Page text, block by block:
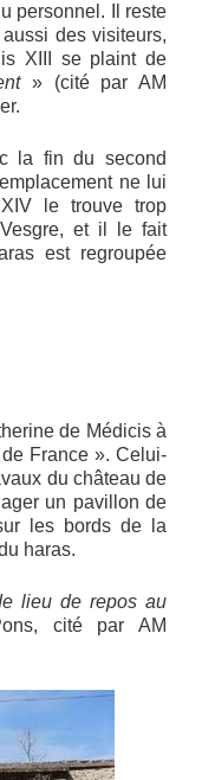
personnel. Il reste
des visiteurs,
XIII se plaint de
» (cité par AM
la fin du second
ne lui
le trouve trop
et il le fait
est regroupée
de Médicis à
France ». Celui-
du château de
un pavillon de
les bords de la
haras.
lieu de repos au
cité par AM